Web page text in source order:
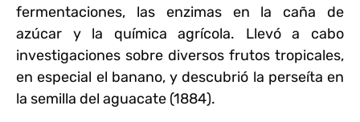
fermentaciones, las enzimas en la caña de
azúcar y la química agrícola. Llevó a cabo
investigaciones sobre diversos frutos tropicales,
en especial el banano, y descubrió la perseíta en
la semilla del aguacate (1884).